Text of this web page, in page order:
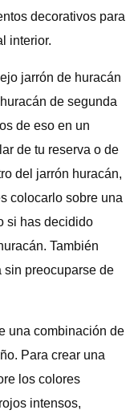
decorativos para
interior.
jarrón de huracán
de segunda
de eso en un
de tu reserva o de
del jarrón huracán,
colocarlo sobre una
si has decidido
También
sin preocuparse de
una combinación de
Para crear una
los colores
intensos,